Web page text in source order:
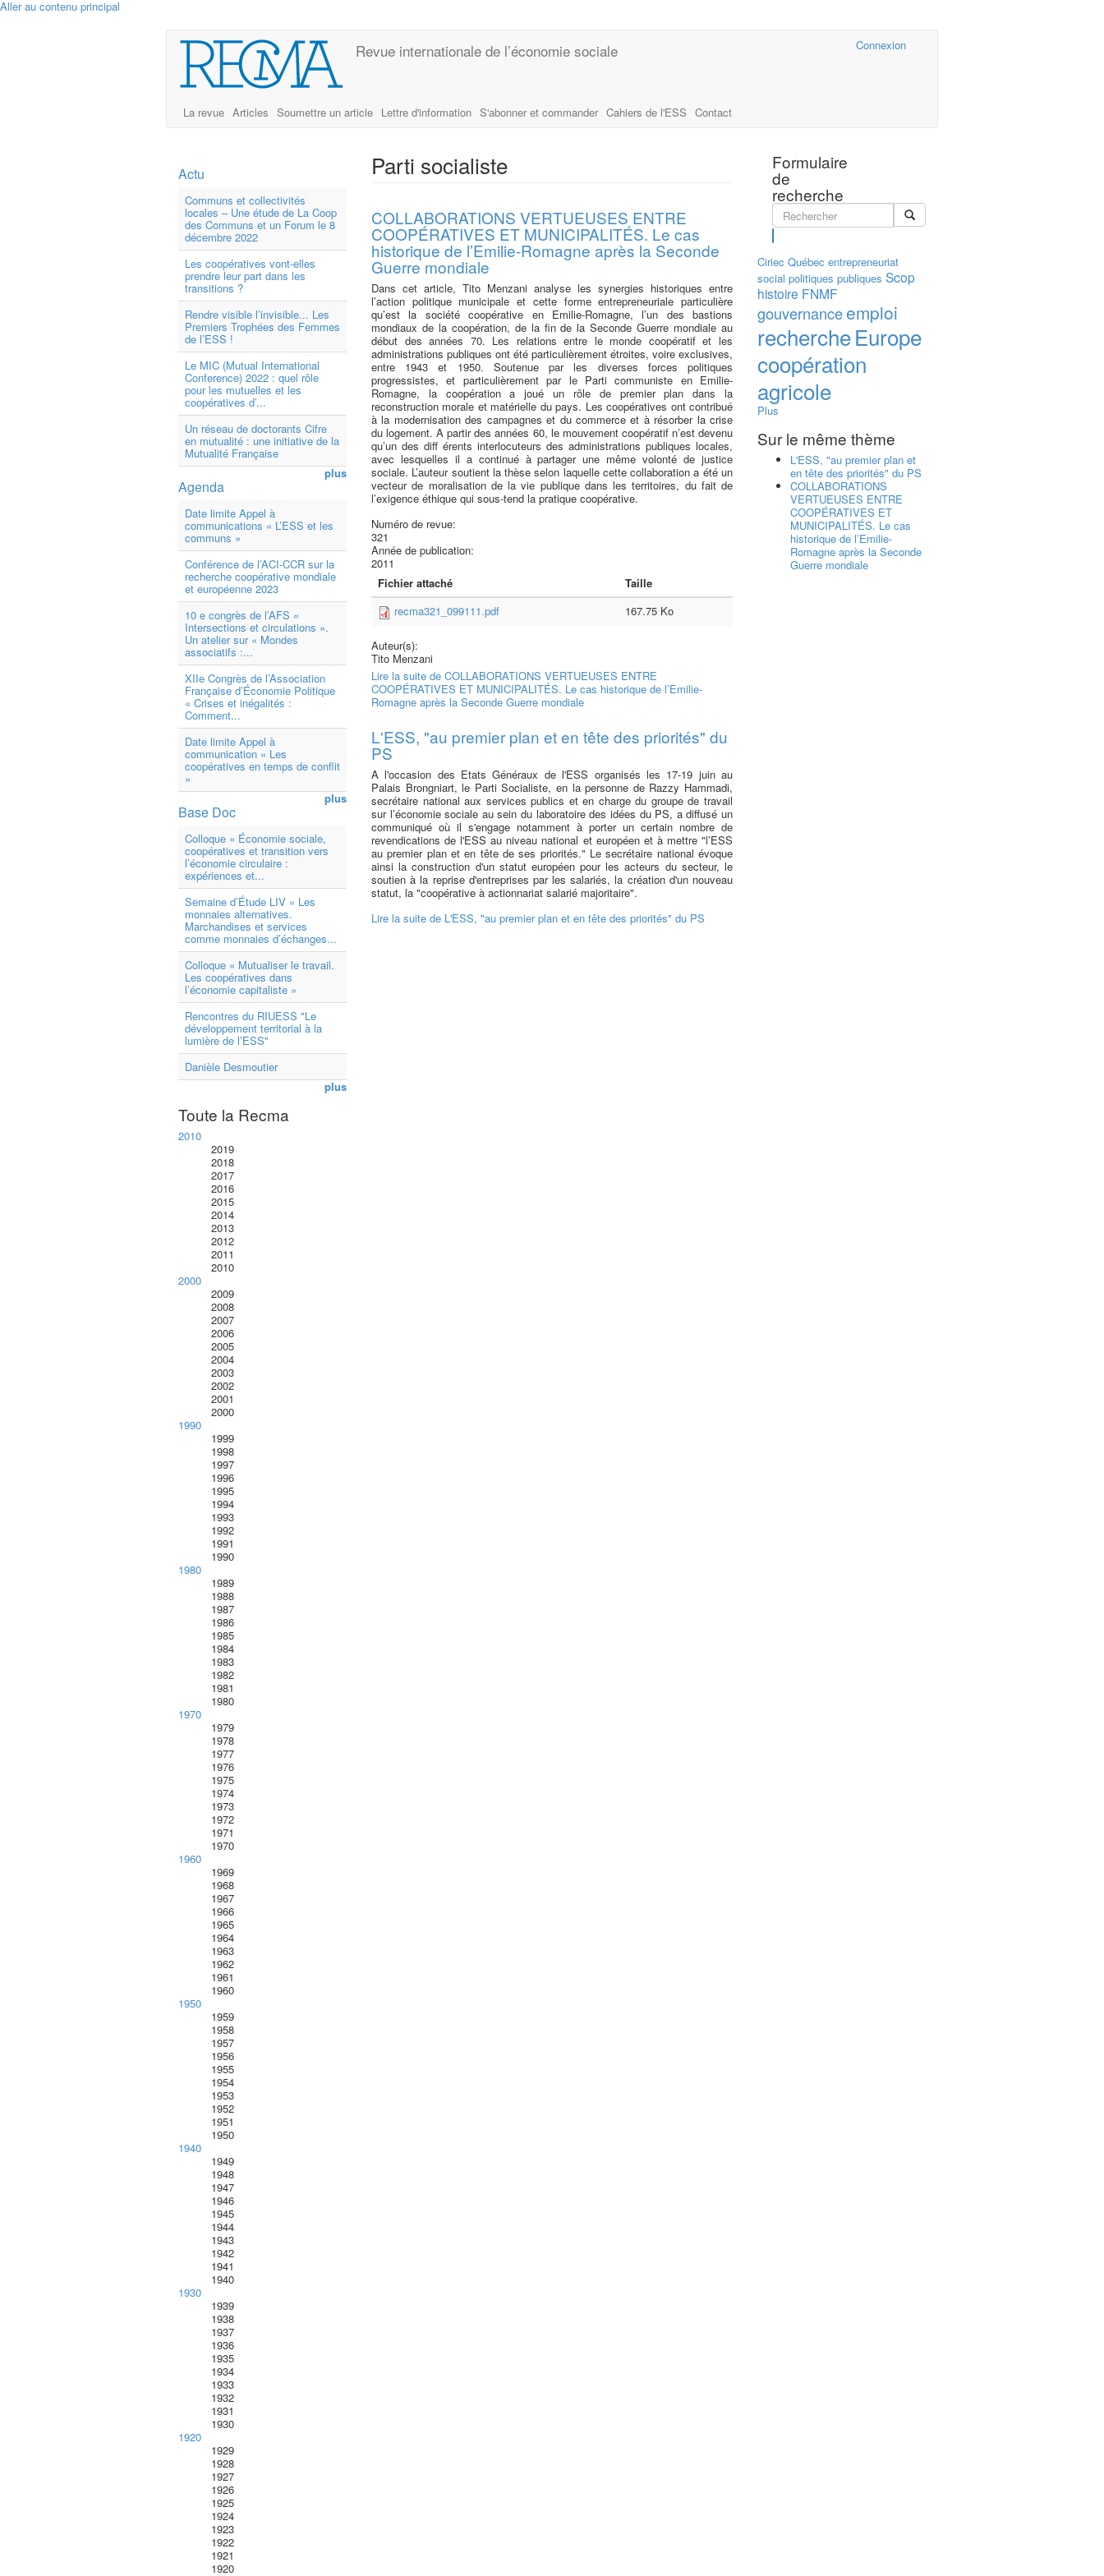
Aller au contenu principal
Connexion
Revue internationale de l’économie sociale
La revue Articles Soumettre un article Lettre d'information S'abonner et commander Cahiers de l'ESS Contact
Formulaire
de
recherche
Actu
Communs et collectivités
locales – Une étude de La Coop
des Communs et un Forum le 8
décembre 2022
Les coopératives vont-elles
prendre leur part dans les
transitions ?
Rendre visible l’invisible... Les
Premiers Trophées des Femmes
de l’ESS !
Le MIC (Mutual International
Conference) 2022 : quel rôle
pour les mutuelles et les
coopératives d’...
Un réseau de doctorants Cifre
en mutualité : une initiative de la
Mutualité Française
plus
Agenda
Date limite Appel à
communications « L’ESS et les
communs »
Conférence de l’ACI-CCR sur la
recherche coopérative mondiale
et européenne 2023
10 e congrès de l’AFS «
Intersections et circulations ».
Un atelier sur « Mondes
associatifs :...
XIIe Congrès de l’Association
Française d’Économie Politique
« Crises et inégalités :
Comment...
Date limite Appel à
communication « Les
coopératives en temps de conflit
»
plus
Base Doc
Colloque « Économie sociale,
coopératives et transition vers
l’économie circulaire :
expériences et...
Semaine d’Étude LIV « Les
monnaies alternatives.
Marchandises et services
comme monnaies d’échanges...
Colloque « Mutualiser le travail.
Les coopératives dans
l’économie capitaliste »
Rencontres du RIUESS "Le
développement territorial à la
lumière de l’ESS"
Danièle Desmoutier
plus
Toute la Recma
2010
2019
2018
2017
2016
2015
2014
2013
2012
2011
2010
2000
2009
2008
2007
2006
2005
2004
2003
2002
2001
2000
1990
1999
1998
1997
1996
1995
1994
1993
1992
1991
1990
1980
1989
1988
1987
1986
1985
1984
1983
1982
1981
1980
1970
1979
1978
1977
1976
1975
1974
1973
1972
1971
1970
1960
1969
1968
1967
1966
1965
1964
1963
1962
1961
1960
1950
1959
1958
1957
1956
1955
1954
1953
1952
1951
1950
1940
1949
1948
1947
1946
1945
1944
1943
1942
1941
1940
1930
1939
1938
1937
1936
1935
1934
1933
1932
1931
1930
1920
1929
1928
1927
1926
1925
1924
1923
1922
1921
1920
Parti socialiste
COLLABORATIONS VERTUEUSES ENTRE
COOPÉRATIVES ET MUNICIPALITÉS. Le cas
historique de l’Emilie-Romagne après la Seconde
Guerre mondiale
Dans cet article, Tito Menzani analyse les synergies historiques entre
l’action politique municipale et cette forme entrepreneuriale particulière
qu’est la société coopérative en Emilie-Romagne, l’un des bastions
mondiaux de la coopération, de la fin de la Seconde Guerre mondiale au
début des années 70. Les relations entre le monde coopératif et les
administrations publiques ont été particulièrement étroites, voire exclusives,
entre 1943 et 1950. Soutenue par les diverses forces politiques
progressistes, et particulièrement par le Parti communiste en Emilie-
Romagne, la coopération a joué un rôle de premier plan dans la
reconstruction morale et matérielle du pays. Les coopératives ont contribué
à la modernisation des campagnes et du commerce et à résorber la crise
du logement. A partir des années 60, le mouvement coopératif n’est devenu
qu’un des diff érents interlocuteurs des administrations publiques locales,
avec lesquelles il a continué à partager une même volonté de justice
sociale. L’auteur soutient la thèse selon laquelle cette collaboration a été un
vecteur de moralisation de la vie publique dans les territoires, du fait de
l’exigence éthique qui sous-tend la pratique coopérative.
Numéro de revue:
321
Année de publication:
2011
Fichier attaché
Taille
recma321_099111.pdf
167.75 Ko
Auteur(s):
Tito Menzani
Lire la suite de COLLABORATIONS VERTUEUSES ENTRE
COOPÉRATIVES ET MUNICIPALITÉS. Le cas historique de l’Emilie-
Romagne après la Seconde Guerre mondiale
L'ESS, "au premier plan et en tête des priorités" du
PS
A l'occasion des Etats Généraux de l'ESS organisés les 17-19 juin au
Palais Brongniart, le Parti Socialiste, en la personne de Razzy Hammadi,
secrétaire national aux services publics et en charge du groupe de travail
sur l’économie sociale au sein du laboratoire des idées du PS, a diffusé un
communiqué où il s'engage notamment à porter un certain nombre de
revendications de l'ESS au niveau national et européen et à mettre "l’ESS
au premier plan et en tête de ses priorités." Le secrétaire national évoque
ainsi la construction d'un statut européen pour les acteurs du secteur, le
soutien à la reprise d'entreprises par les salariés, la création d'un nouveau
statut, la "coopérative à actionnariat salarié majoritaire".
Lire la suite de L'ESS, "au premier plan et en tête des priorités" du PS
Ciriec Québec entrepreneuriat
social politiques publiques Scop
histoire FNMF
gouvernanceemploi
rechercheEurope
coopération
agricole
Plus
Sur le même thème
L'ESS, "au premier plan et
en tête des priorités" du PS
COLLABORATIONS
VERTUEUSES ENTRE
COOPÉRATIVES ET
MUNICIPALITÉS. Le cas
historique de l’Emilie-
Romagne après la Seconde
Guerre mondiale